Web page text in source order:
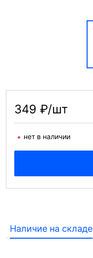
349 ₽/шт
нет в наличии
Наличие на складе